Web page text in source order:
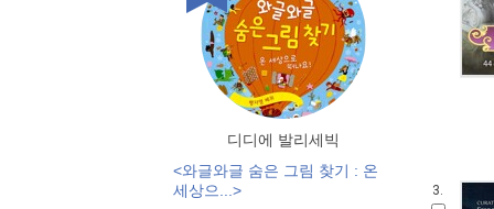
디디에 발리세빅
<와글와글 숨은 그림 찾기 : 온
세상으...>
3.